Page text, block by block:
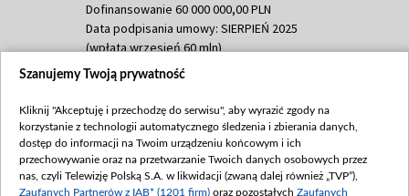
Dofinansowanie 60 000 000,00 PLN
Data podpisania umowy: SIERPIEŃ 2025
(wpłata wrzesień 60 mln)
Dofinansowanie 635 783 051,21 PLN
(wpłata wrzesień 100 mln, październik 350
mln, listopad 265 mln)
Dofinansowanie 48 862 000,00 PLN
Data podpisania umowy: GRUDZIEŃ 2025
Szanujemy Twoją prywatność
Kliknij "Akceptuję i przechodzę do serwisu", aby wyrazić zgody na
korzystanie z technologii automatycznego śledzenia i zbierania danych,
dostęp do informacji na Twoim urządzeniu końcowym i ich
przechowywanie oraz na przetwarzanie Twoich danych osobowych przez
nas, czyli Telewizję Polską S.A. w likwidacji (zwaną dalej również „TVP”),
Zaufanych Partnerów z IAB* (1201 firm) oraz pozostałych Zaufanych